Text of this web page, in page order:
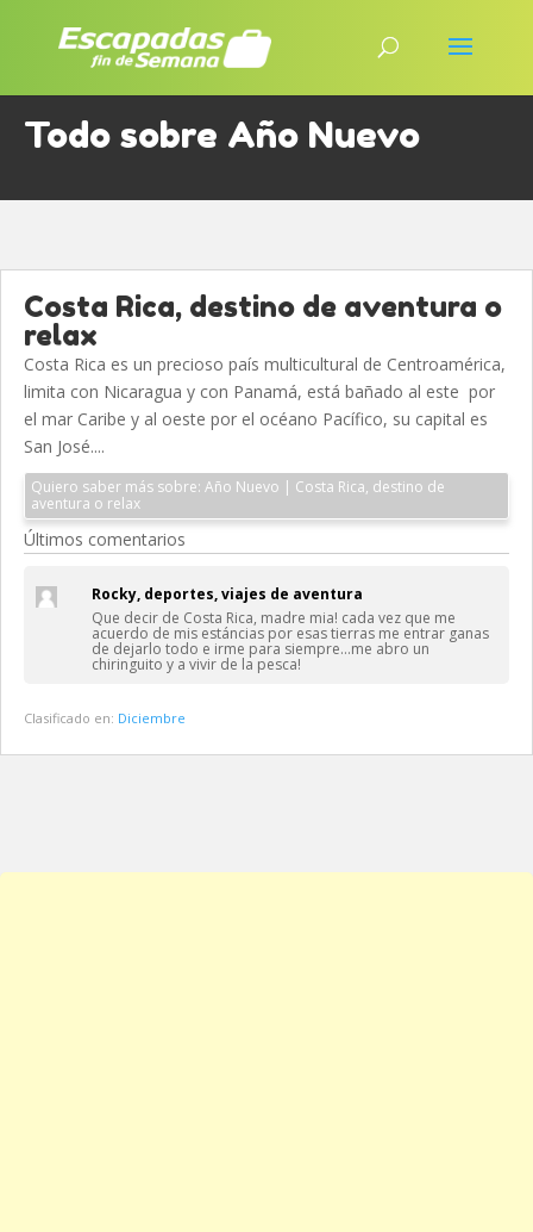
Todo sobre Año Nuevo
Costa Rica, destino de aventura o
relax
Costa Rica es un precioso país multicultural de Centroamérica,
limita con Nicaragua y con Panamá, está bañado al este por
el mar Caribe y al oeste por el océano Pacífico, su capital es
San José....
Quiero saber más sobre: Año Nuevo | Costa Rica, destino de
aventura o relax
Últimos comentarios
Rocky, deportes, viajes de aventura
Que decir de Costa Rica, madre mia! cada vez que me
acuerdo de mis estáncias por esas tierras me entrar ganas
de dejarlo todo e irme para siempre…me abro un
chiringuito y a vivir de la pesca!
Clasificado en: Diciembre